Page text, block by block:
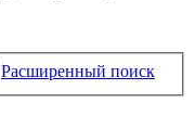
Расширенный поиск